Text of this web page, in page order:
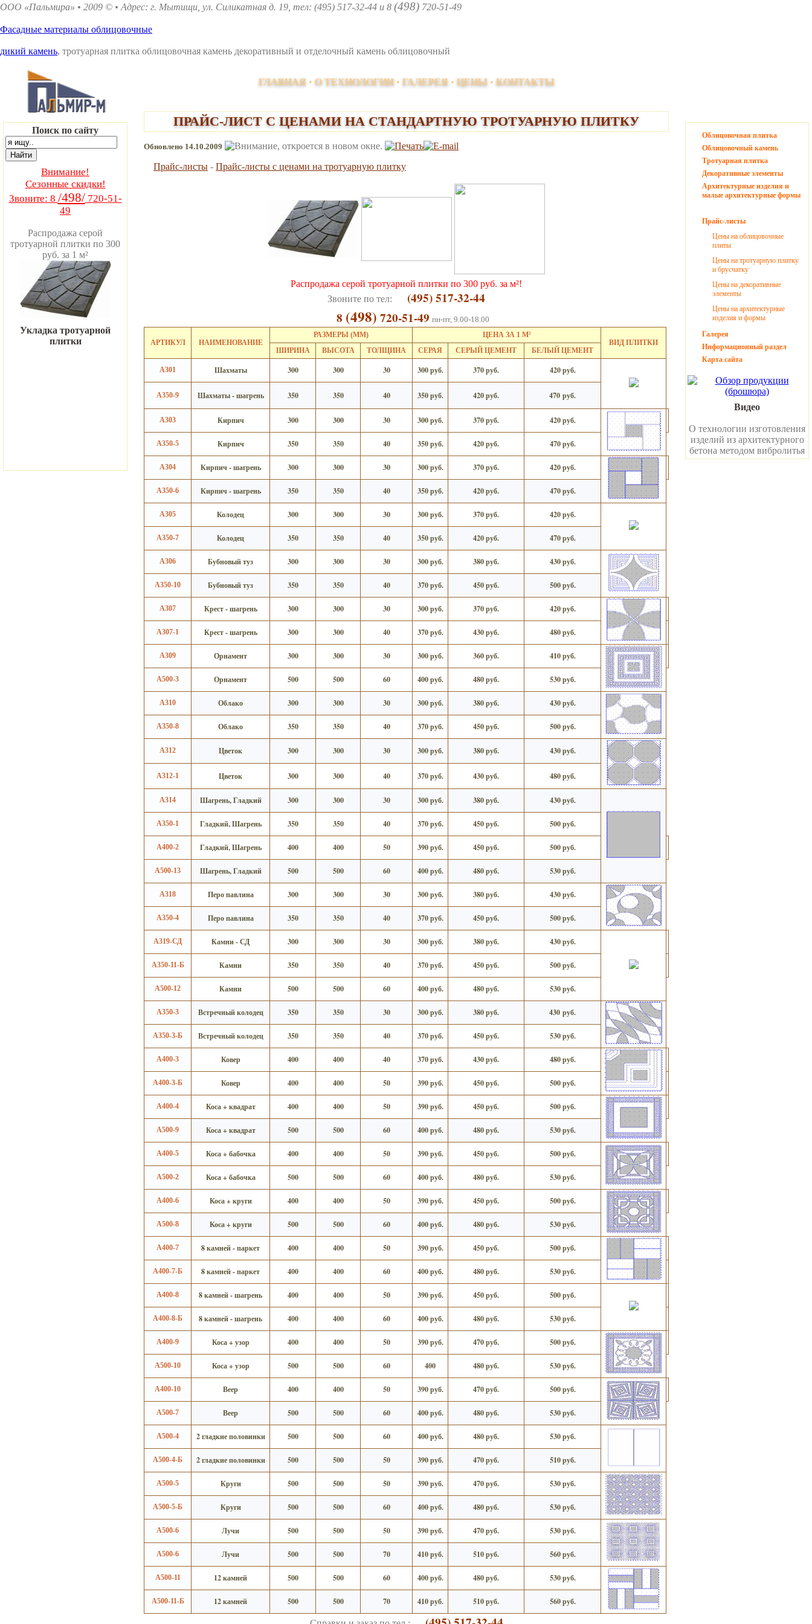
ООО «Пальмира» • 2009 © • Адрес: г. Мытищи, ул. Силикатная д. 19, тел: (495) 517-32-44 и 8 (498) 720-51-49
Фасадные материалы облицовочные
дикий камень, тротуарная плитка облицовочная камень декоративный и отделочный камень облицовочный
Поиск по сайту
Внимание!
Сезонные скидки!
Звоните: 8 /498/720-51-
49
Распродажа серой
тротуарной плитки по 300
руб. за 1 м²
Укладка тротуарной
плитки
ГЛАВНАЯ • О ТЕХНОЛОГИИ• ГАЛЕРЕЯ • ЦЕНЫ• КОНТАКТЫ
ПРАЙС-ЛИСТ С ЦЕНАМИ НА СТАНДАРТНУЮ ТРОТУАРНУЮ ПЛИТКУ
Обновлено 14.10.2009
Прайс-листы - Прайс-листы с ценами на тротуарную плитку
Распродажа серой тротуарной плитки по 300 руб. за м²!
Звоните по тел:
(495) 517-32-44
8 (498) 720-51-49 пн-пт, 9.00-18.00
АРТИКУЛ НАИМЕНОВАНИЕ
РАЗМЕРЫ (ММ)
ЦЕНА ЗА 1 М²
ВИД ПЛИТКИ
ШИРИНА
ВЫСОТА ТОЛЩИНА СЕРАЯ СЕРЫЙ ЦЕМЕНТ БЕЛЫЙ ЦЕМЕНТ
А301 Шахматы 300 300 30 300 руб. 370 руб. 420 руб.
А350-9 Шахматы - шагрень 350 350 40 350 руб. 420 руб. 470 руб.
А303 Кирпич 300 300 30 300 руб. 370 руб. 420 руб.
А350-5 Кирпич 350 350 40 350 руб. 420 руб. 470 руб.
А304 Кирпич - шагрень 300 300 30 300 руб. 370 руб. 420 руб.
А350-6 Кирпич - шагрень 350 350 40 350 руб. 420 руб. 470 руб.
А305 Колодец 300 300 30 300 руб. 370 руб. 420 руб.
А350-7 Колодец 350 350 40 350 руб. 420 руб. 470 руб.
А306 Бубновый туз 300 300 30 300 руб. 380 руб. 430 руб.
А350-10 Бубновый туз 350 350 40 370 руб. 450 руб. 500 руб.
А307 Крест - шагрень 300 300 30 300 руб. 370 руб. 420 руб.
А307-1 Крест - шагрень 300 300 40 370 руб. 430 руб. 480 руб.
А309 Орнамент 300 300 30 300 руб. 360 руб. 410 руб.
А500-3 Орнамент 500 500 60 400 руб. 480 руб. 530 руб.
А310 Облако 300 300 30 300 руб. 380 руб. 430 руб.
А350-8 Облако 350 350 40 370 руб. 450 руб. 500 руб.
А312 Цветок 300 300 30 300 руб. 380 руб. 430 руб.
А312-1 Цветок 300 300 40 370 руб. 430 руб. 480 руб.
А314 Шагрень, Гладкий 300 300 30 300 руб. 380 руб. 430 руб.
А350-1 Гладкий, Шагрень 350 350 40 370 руб. 450 руб. 500 руб.
А400-2 Гладкий, Шагрень 400 400 50 390 руб. 450 руб. 500 руб.
А500-13 Шагрень, Гладкий 500 500 60 400 руб. 480 руб. 530 руб.
А318 Перо павлина 300 300 30 300 руб. 380 руб. 430 руб.
А350-4 Перо павлина 350 350 40 370 руб. 450 руб. 500 руб.
А319-СД Камни - СД 300 300 30 300 руб. 380 руб. 430 руб.
А350-11-Б Камни 350 350 40 370 руб. 450 руб. 500 руб.
А500-12 Камни 500 500 60 400 руб. 480 руб. 530 руб.
А350-3 Встречный колодец 350 350 30 300 руб. 380 руб. 430 руб.
А350-3-Б Встречный колодец 350 350 40 370 руб. 450 руб. 530 руб.
А400-3 Ковер 400 400 40 370 руб. 430 руб. 480 руб.
А400-3-Б Ковер 400 400 50 390 руб. 450 руб. 500 руб.
А400-4 Коса + квадрат 400 400 50 390 руб. 450 руб. 500 руб.
А500-9 Коса + квадрат 500 500 60 400 руб. 480 руб. 530 руб.
А400-5 Коса + бабочка 400 400 50 390 руб. 450 руб. 500 руб.
А500-2 Коса + бабочка 500 500 60 400 руб. 480 руб. 530 руб.
А400-6 Коса + круги 400 400 50 390 руб. 450 руб. 500 руб.
А500-8 Коса + круги 500 500 60 400 руб. 480 руб. 530 руб.
А400-7 8 камней - паркет 400 400 50 390 руб. 450 руб. 500 руб.
А400-7-Б 8 камней - паркет 400 400 60 400 руб. 480 руб. 530 руб.
А400-8 8 камней - шагрень 400 400 50 390 руб. 450 руб. 500 руб.
А400-8-Б 8 камней - шагрень 400 400 60 400 руб. 480 руб. 530 руб.
А400-9 Коса + узор 400 400 50 390 руб. 470 руб. 500 руб.
А500-10 Коса + узор 500 500 60 400 480 руб. 530 руб.
А400-10 Веер 400 400 50 390 руб. 470 руб. 500 руб.
А500-7 Веер 500 500 60 400 руб. 480 руб. 530 руб.
А500-4 2 гладкие половинки 500 500 60 400 руб. 480 руб. 530 руб.
А500-4-Б 2 гладкие половинки 500 500 50 390 руб. 470 руб. 510 руб.
А500-5 Круги 500 500 50 390 руб. 470 руб. 530 руб.
А500-5-Б Круги 500 500 60 400 руб. 480 руб. 530 руб.
А500-6 Лучи 500 500 50 390 руб. 470 руб. 530 руб.
А500-6 Лучи 500 500 70 410 руб. 510 руб. 560 руб.
А500-11 12 камней 500 500 60 400 руб. 480 руб. 530 руб.
А500-11-Б 12 камней 500 500 70 410 руб. 510 руб. 560 руб.
Облицовочная плитка
Облицовочный камень
Тротуарная плитка
Декоративные элементы
Архитектурные изделия и
малые архитектурные формы
Прайс-листы
Цены на облицовочные
плиты
Цены на тротуарную плитку
и брусчатку
Цены на декоративные
элементы
Цены на архитектурные
изделия и формы
Галерея
Информационный раздел
Карта сайта
Видео
О технологии изготовления
изделий из архитектурного
бетона методом вибролитья